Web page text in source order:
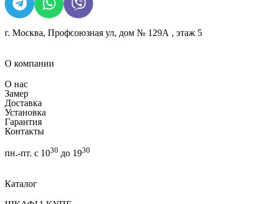
г. Москва, Профсоюзная ул, дом № 129А , этаж 5
О компании
О нас
Замер
Доставка
Установка
Гарантия
Контакты
пн.-пт. с 1030 до 1930
Каталог